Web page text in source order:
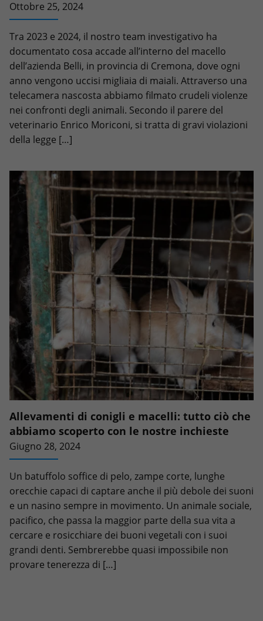
Ottobre 25, 2024
Tra 2023 e 2024, il nostro team investigativo ha
documentato cosa accade all’interno del macello
dell’azienda Belli, in provincia di Cremona, dove ogni
anno vengono uccisi migliaia di maiali. Attraverso una
telecamera nascosta abbiamo filmato crudeli violenze
nei confronti degli animali. Secondo il parere del
veterinario Enrico Moriconi, si tratta di gravi violazioni
della legge […]
Allevamenti di conigli e macelli: tutto ciò che
abbiamo scoperto con le nostre inchieste
Giugno 28, 2024
Un batuffolo soffice di pelo, zampe corte, lunghe
orecchie capaci di captare anche il più debole dei suoni
e un nasino sempre in movimento. Un animale sociale,
pacifico, che passa la maggior parte della sua vita a
cercare e rosicchiare dei buoni vegetali con i suoi
grandi denti. Sembrerebbe quasi impossibile non
provare tenerezza di […]